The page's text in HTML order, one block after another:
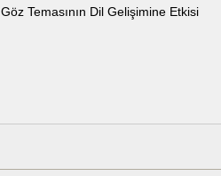
Göz Temasının Dil Gelişimine Etkisi